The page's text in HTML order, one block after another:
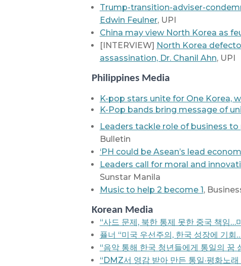
Trump-transition-adviser-
Edwin Feulner, UPI
China may view North Korea as
[INTERVIEW] North Korea
assassination, Dr. Chanil Ahn, UPI
Philippines Media
K-pop stars unite for One Korea,
K-Pop bands bring message of
Leaders tackle role of business
Bulletin
‘PH could be Asean’s lead
Leaders call for moral and
Sunstar Manila
Music to help 2 become 1 ,
Korean Media
“사드 문제, 북한 통제 못한 중국 책임…
퓰너 “미국 우선주의, 한국 성장에 기
“음악 통해 한국 청년들에게 통일의 꿈
“DMZ서 영감 받아 만든 통일·평화노